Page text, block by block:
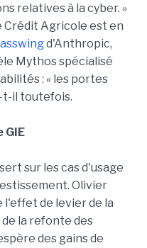
relatives à la cyber. »
Crédit Agricole est en
d'Anthropic,
Mythos spécialisé
: « les portes
t-il toutefois.
GIE
sur les cas d'usage
Olivier
l'effet de levier de la
la refonte des
des gains de